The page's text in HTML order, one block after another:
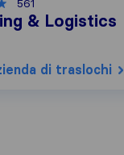
561
& Logistics
di traslochi